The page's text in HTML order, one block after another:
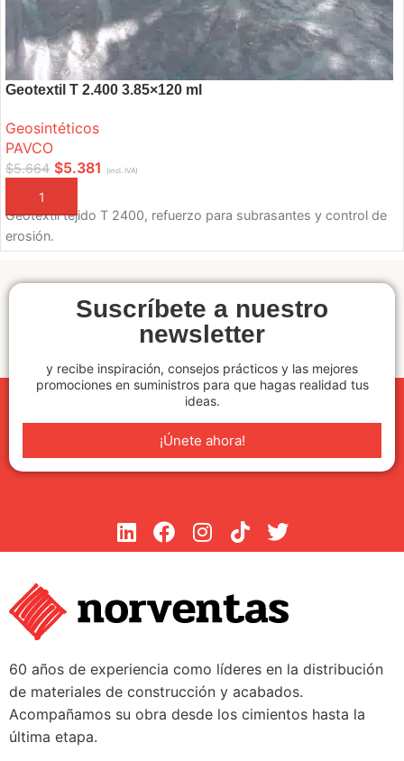
Geotextil T 2.400 3.85×120 ml
Geosintéticos
PAVCO
$5.664 $5.381 (incl. IVA)
AÑADIR A LA CESTA
Geotextil tejido T 2400, refuerzo para subrasantes y control de
erosión.
Suscríbete a nuestro
newsletter
y recibe inspiración, consejos prácticos y las mejores
promociones en suministros para que hagas realidad tus
ideas.
¡Únete ahora!
60 años de experiencia como líderes en la distribución
de materiales de construcción y acabados.
Acompañamos su obra desde los cimientos hasta la
última etapa.